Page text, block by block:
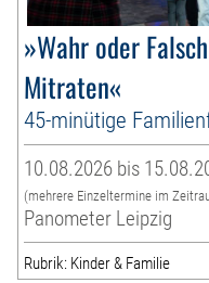
»Wahr oder
Mitraten«
45-minütige
10.08.2026 bis
(mehrere Einzeltermine im
Panometer Leipzig
Rubrik: Kinder & Familie